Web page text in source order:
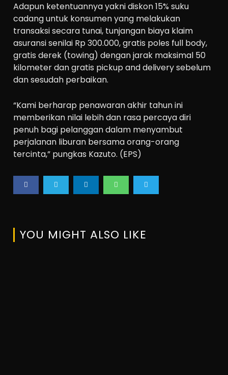
Adapun ketentuannya yakni diskon 15% suku
cadang untuk konsumen yang melakukan
transaksi secara tunai, tunjangan biaya klaim
asuransi senilai Rp 300.000, gratis poles full body,
gratis derek (towing) dengan jarak maksimal 50
kilometer dan gratis pickup and delivery sebelum
dan sesudah perbaikan.
“Kami berharap penawaran akhir tahun ini
memberikan nilai lebih dan rasa percaya diri
penuh bagi pelanggan dalam menyambut
perjalanan liburan bersama orang-orang
tercinta,” pungkas Kazuto. (EPS)
YOU MIGHT ALSO LIKE